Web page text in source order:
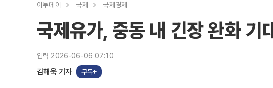
이투데이 국제 국제경제
국제유가, 중동 내 긴장 완화
입력 2026-06-06 07:10
김해욱 기자 구독